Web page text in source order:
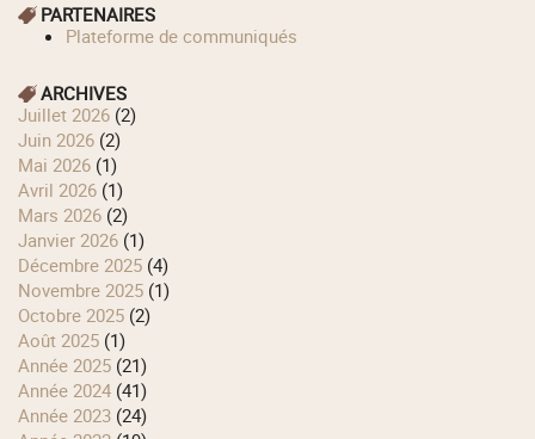
PARTENAIRES
Plateforme de communiqués
ARCHIVES
juillet 2026 (2)
juin 2026 (2)
mai 2026 (1)
avril 2026 (1)
mars 2026 (2)
janvier 2026 (1)
décembre 2025 (4)
novembre 2025 (1)
octobre 2025 (2)
août 2025 (1)
année 2025 (21)
année 2024 (41)
année 2023 (24)